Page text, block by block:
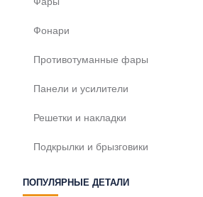
Фонари
Противотуманные фары
Панели и усилители
Решетки и накладки
Подкрылки и брызговики
ПОПУЛЯРНЫЕ ДЕТАЛИ